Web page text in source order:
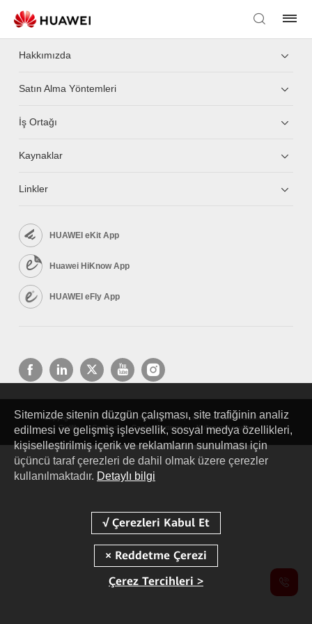
Hakkımızda
Satın Alma Yöntemleri
İş Ortağı
Kaynaklar
Linkler
HUAWEI eKit App
Huawei HiKnow App
HUAWEI eFly App
Copyright © 2026 Huawei Technologies Co., Ltd. Tüm Hakları Saklıdır.
Gizlilik
Cookies Cookie Settings Kullanım Koşulları
Sitemizde sitenin düzgün çalışması, site trafiğinin analiz
edilmesi ve gelişmiş işlevsellik, sosyal medya özellikleri,
kişiselleştirilmiş içerik ve reklamların sunulması için
üçüncü taraf çerezleri de dahil olmak üzere çerezler
kullanılmaktadır. Detaylı bilgi
Çerez Tercihleri >